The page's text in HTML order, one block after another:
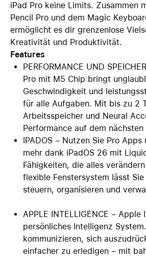
iPad Pro keine Limits. Zusammen
Pencil Pro und dem Magic
ermöglicht es dir grenzenlose
Kreativität und Produktivität.
Features
PERFORMANCE UND
Pro mit M5 Chip bringt
Geschwindigkeit und
für alle Aufgaben. Mit bis zu 2
Arbeitsspeicher und Neural
Performance auf dem nächsten
IPADOS – Nutzen Sie Pro
mehr dank iPadOS 26 mit
Fähigkeiten, die alles
flexible Fenstersystem lässt
steuern, organisieren und
APPLE INTELLIGENCE –
persönliches Intelligenz
kommunizieren, sich
einfacher zu erledigen – mit